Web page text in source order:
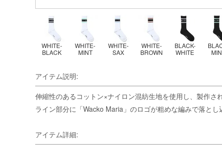
WHITE-
BLACK
WHITE-
MINT
WHITE-
SAX
WHITE-
BROWN
BLACK-
WHITE
アイテム説明:
伸縮性のあるコットン×ナイロン混紡生地を使用し、製作さ
ライン部分に「Wacko Maria」のロゴが粗めな編みで落とし
アイテム詳細: